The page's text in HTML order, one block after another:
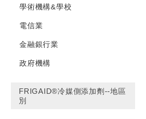
學術機構&學校
電信業
金融銀行業
政府機構
FRIGAID®冷媒側添加劑--地區
別